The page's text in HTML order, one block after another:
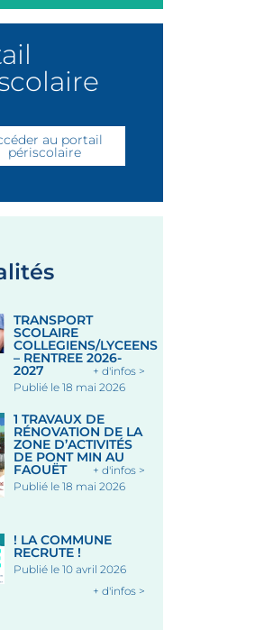
au portail
périscolaire
TRANSPORT
SCOLAIRE
COLLEGIENS/LYCEENS
– RENTREE 2026-
2027
Publié le 18 mai 2026
+ d'infos >
1 TRAVAUX DE
RÉNOVATION DE LA
ZONE D’ACTIVITÉS
DE PONT MIN AU
FAOUËT
Publié le 18 mai 2026
+ d'infos >
! LA COMMUNE
RECRUTE !
Publié le 10 avril 2026
+ d'infos >